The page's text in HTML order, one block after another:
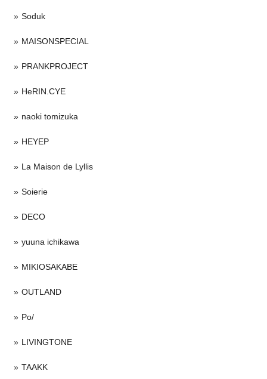
Soduk
MAISONSPECIAL
PRANKPROJECT
HeRIN.CYE
naoki tomizuka
HEYEP
La Maison de Lyllis
Soierie
DECO
yuuna ichikawa
MIKIOSAKABE
OUTLAND
Po/
LIVINGTONE
TAAKK